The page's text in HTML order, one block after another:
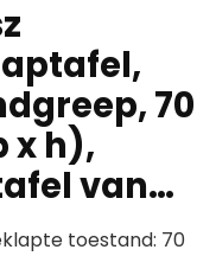
70
x h),
van…
toestand: 70